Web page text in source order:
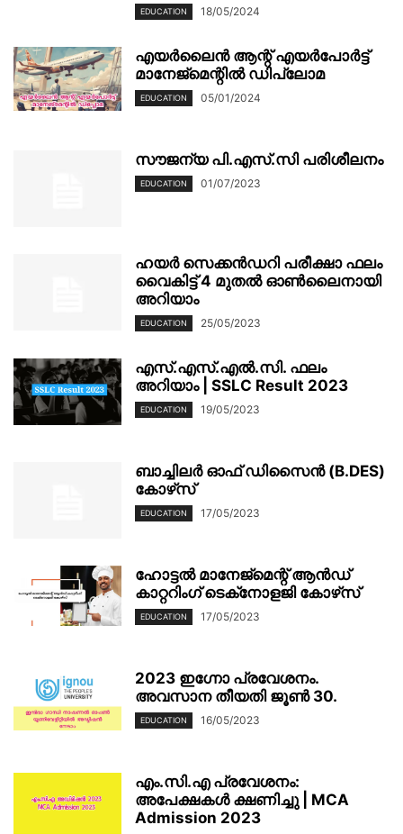
EDUCATION 18/05/2024
എയർലൈൻ ആന്റ് എയർപോർട്ട്
മാനേജ്‌മെന്റിൽ ഡിപ്ലോമ
EDUCATION 05/01/2024
സൗജന്യ പി.എസ്.സി പരിശീലനം
EDUCATION 01/07/2023
ഹയർ സെക്കൻഡറി പരീക്ഷാ ഫലം
വൈകിട്ട് 4 മുതൽ ഓൺലൈനായി
അറിയാം
EDUCATION 25/05/2023
എസ്.എസ്.എൽ.സി. ഫലം
അറിയാം | SSLC Result 2023
EDUCATION 19/05/2023
ബാച്ചിലർ ഓഫ് ഡിസൈൻ (B.DES)
കോഴ്‌സ്
EDUCATION 17/05/2023
ഹോട്ടൽ മാനേജ്‌മെന്റ് ആൻഡ്
കാറ്ററിംഗ് ടെക്‌നോളജി കോഴ്‌സ്
EDUCATION 17/05/2023
2023 ഇഗ്നോ പ്രവേശനം.
അവസാന തീയതി ജൂൺ 30.
EDUCATION 16/05/2023
എം.സി.എ പ്രവേശനം:
അപേക്ഷകൾ ക്ഷണിച്ചു | MCA
Admission 2023